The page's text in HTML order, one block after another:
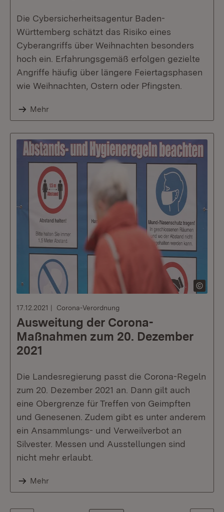
Die Cybersicherheitsagentur Baden-
Württemberg schätzt das Risiko eines
Cyberangriffs über Weihnachten besonders
hoch ein. Erfahrungsgemäß erfolgen gezielte
Angriffe häufig über längere Feiertagsphasen
wie Weihnachten, Ostern oder Pfingsten.
Mehr
17.12.2021 Corona-Verordnung
Ausweitung der Corona-
Maßnahmen zum 20. Dezember
2021
Die Landesregierung passt die Corona-Regeln
zum 20. Dezember 2021 an. Dann gilt auch
eine Obergrenze für Treffen von Geimpften
und Genesenen. Zudem gibt es unter anderem
ein Ansammlungs- und Verweilverbot an
Silvester. Messen und Ausstellungen sind
nicht mehr erlaubt.
Mehr